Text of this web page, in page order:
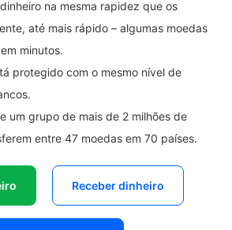
na mesma rapidez que os
até mais rápido – algumas moedas
minutos.
protegido com o mesmo nível de
um grupo de mais de 2 milhões de
entre 47 moedas em 70 países.
Receber dinheiro